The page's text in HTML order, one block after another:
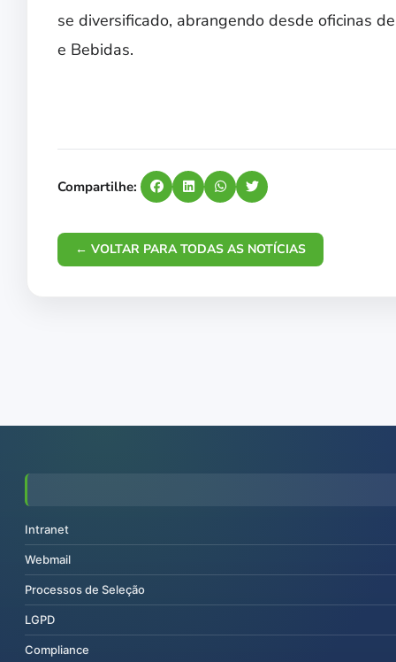
se diversificado, abrangendo desde oficinas
e Bebidas.
Compartilhe:
← VOLTAR PARA TODAS AS NOTÍCIAS
Intranet
Webmail
Processos de Seleção
LGPD
Compliance